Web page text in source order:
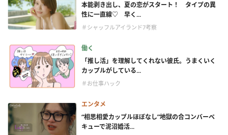
本能剥き出し、夏の恋がスタート！ タイプの異
性に一直線♡ 早く...
＃シャッフルアイランド7考察
働く
「推し活」を理解してくれない彼氏。うまくいく
カップルがしている...
＃お仕事ハック
エンタメ
“相思相愛カップルほぼなし”地獄の合コンバーベ
キューで泥沼婚活...